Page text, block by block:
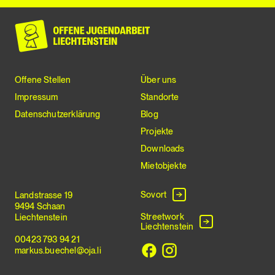
Landstrasse 19
9494 Schaan
Liechtenstein
00423 793 94 21
markus.buechel@oja.li
Über uns
Standorte
Blog
Projekte
Downloads
Mietobjekte
Offene Stellen
Impressum
Datenschutzerklärung
Sovort
Streetwork
Liechtenstein